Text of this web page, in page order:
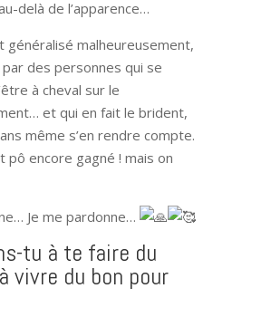
delà de l’apparence…
généralisé malheureusement,
des personnes qui se
à cheval sur le
et qui en fait le brident,
même s’en rendre compte.
pô encore gagné ! mais on
Je me pardonne…
tu à te faire du
vivre du bon pour